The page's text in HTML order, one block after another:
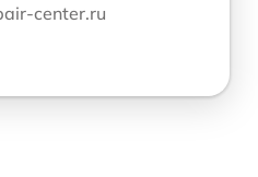
center.ru